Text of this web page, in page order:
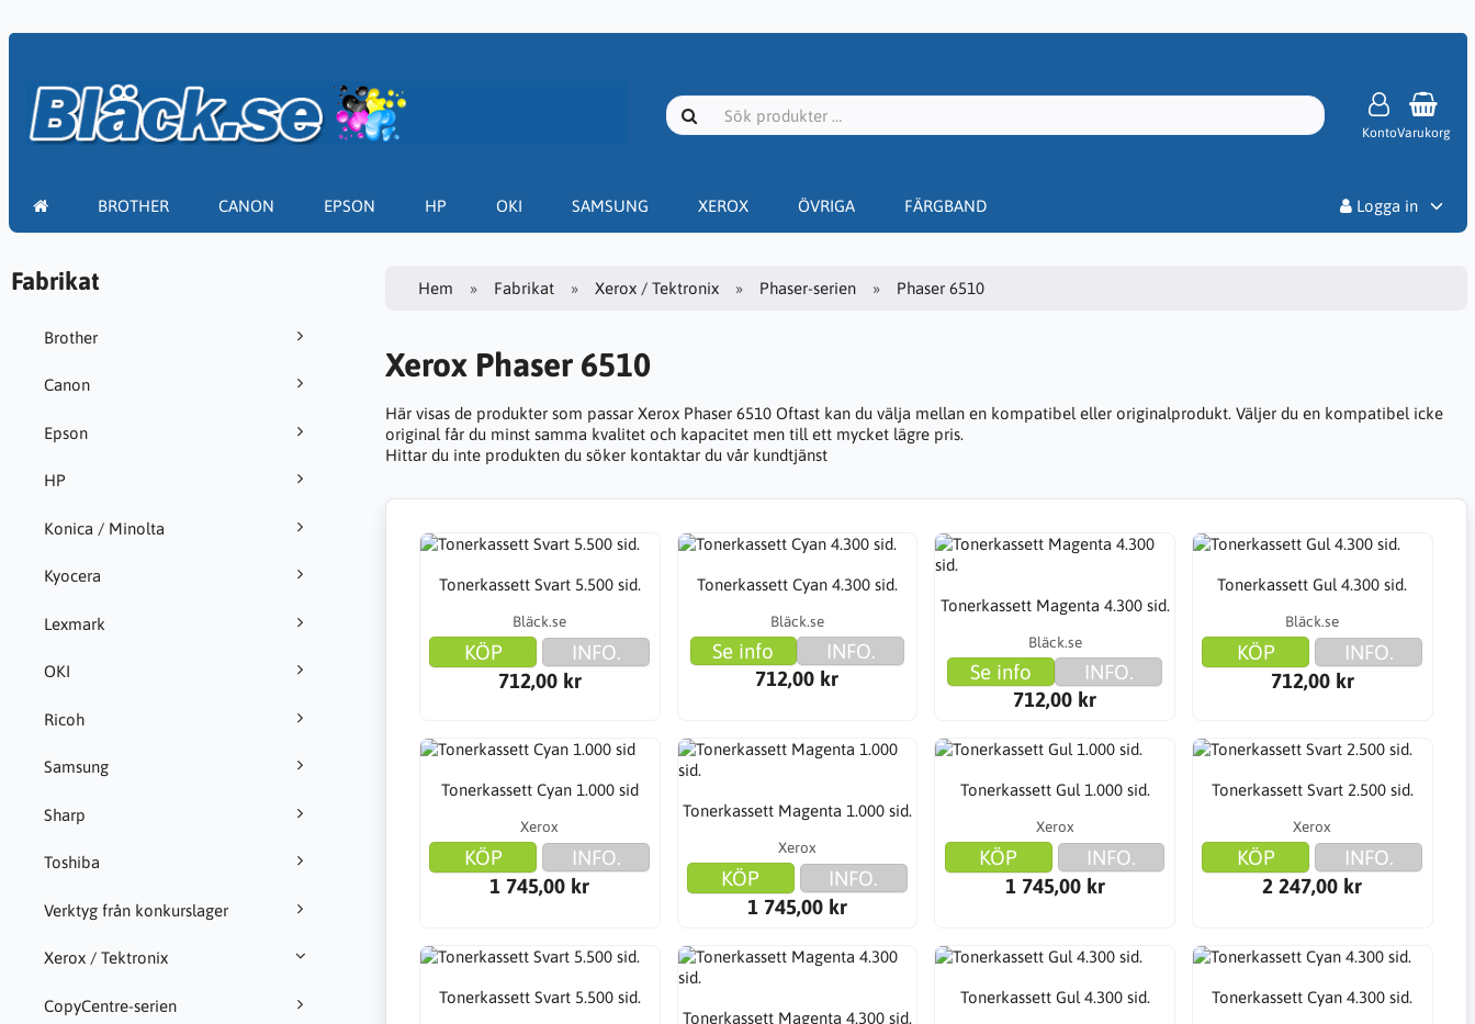
KontoVarukorg
BROTHER CANON EPSON HP OKI SAMSUNG XEROX ÖVRIGA FÄRGBAND
Logga in
Fabrikat
Brother
Canon
Epson
HP
Konica / Minolta
Kyocera
Lexmark
OKI
Ricoh
Samsung
Sharp
Toshiba
Verktyg från konkurslager
Xerox / Tektronix
CopyCentre-serien
Hem Fabrikat Xerox / Tektronix Phaser-serien Phaser 6510
Xerox Phaser 6510
Här visas de produkter som passar Xerox Phaser 6510 Oftast kan du välja mellan en kompatibel eller originalprodukt. Väljer du en kompatibel icke
original får du minst samma kvalitet och kapacitet men till ett mycket lägre pris.
Hittar du inte produkten du söker kontaktar du vår kundtjänst
Tonerkassett Svart 5.500 sid.
Bläck.se
KÖP
INFO.
712,00 kr
Tonerkassett Cyan 4.300 sid.
Bläck.se
Se info
INFO.
712,00 kr
Tonerkassett Magenta 4.300 sid.
Bläck.se
Se info
INFO.
712,00 kr
Tonerkassett Gul 4.300 sid.
Bläck.se
KÖP
INFO.
712,00 kr
Tonerkassett Cyan 1.000 sid
Xerox
KÖP
INFO.
1 745,00 kr
Tonerkassett Magenta 1.000 sid.
Xerox
KÖP
INFO.
1 745,00 kr
Tonerkassett Gul 1.000 sid.
Xerox
KÖP
INFO.
1 745,00 kr
Tonerkassett Svart 2.500 sid.
Xerox
KÖP
INFO.
2 247,00 kr
Tonerkassett Svart 5.500 sid.
Tonerkassett Magenta 4.300 sid.
Tonerkassett Gul 4.300 sid. Tonerkassett Cyan 4.300 sid.